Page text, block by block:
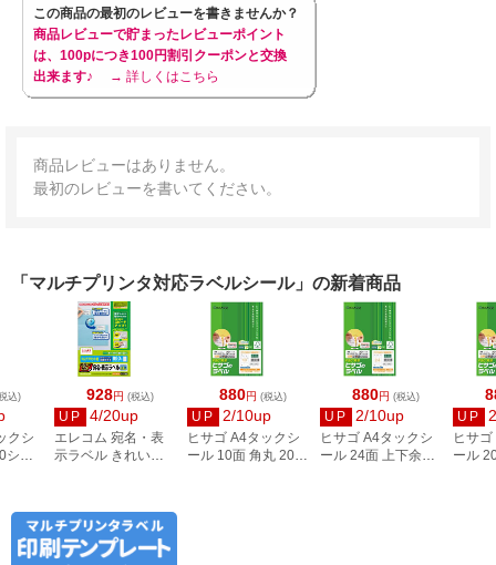
この商品の最初のレビューを書きませんか？
商品レビューで貯まったレビューポイント
は、100pにつき100円割引クーポンと交換
出来ます♪
→ 詳しくはこちら
商品レビューはありません。
最初のレビューを書いてください。
「マルチプリンタ対応ラベルシール」の新着商品
928円 (税込)
UP 4/20up
エレコム 宛名・表
示ラベル きれい貼
880円 (税込)
UP 2/10up
ヒサゴ A4タックシ
ール 10面 角丸 20シ
880円 (税込)
UP 2/10up
ヒサゴ A4タックシ
ール 24面 上下余白
UP
ヒサ
ール
込)
クシ
ー